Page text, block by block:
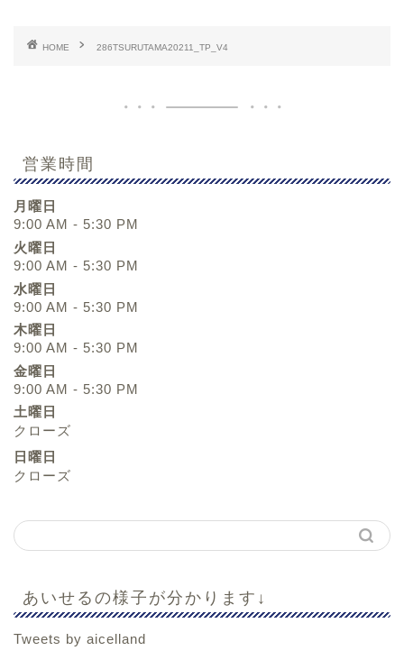
HOME 286TSURUTAMA20211_TP_V4
営業時間
月曜日
9:00 AM - 5:30 PM
火曜日
9:00 AM - 5:30 PM
水曜日
9:00 AM - 5:30 PM
木曜日
9:00 AM - 5:30 PM
金曜日
9:00 AM - 5:30 PM
土曜日
クローズ
日曜日
クローズ
あいせるの様子が分かります↓
Tweets by aicelland